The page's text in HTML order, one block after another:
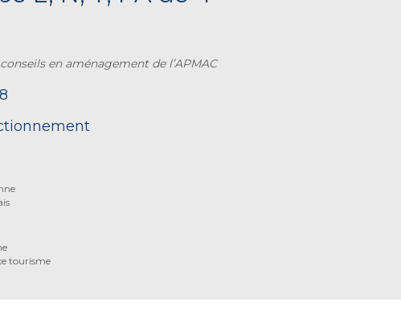
en aménagement de l’APMAC
tourisme